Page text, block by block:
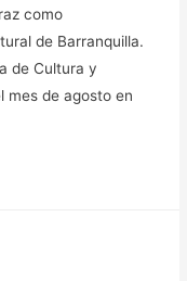
como
de Barranquilla.
de Cultura y
mes de agosto en